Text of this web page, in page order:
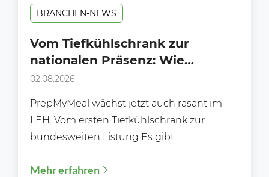
BRANCHEN-NEWS
Vom Tiefkühlschrank zur
nationalen Präsenz: Wie
PrepMyMeal den deutschen LEH
02.08.2026
PrepMyMeal wächst jetzt auch rasant im
LEH: Vom ersten Tiefkühlschrank zur
bundesweiten Listung Es gibt
hinweg im...
Mehr erfahren